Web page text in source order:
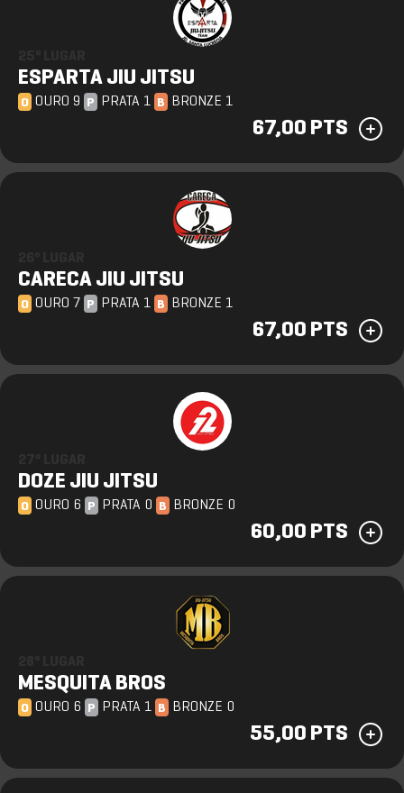
ESPARTA JIU JITSU
O OURO 9 P PRATA 1 B BRONZE 1
67,00 PTS
CARECA JIU JITSU
O OURO 7 P PRATA 1 B BRONZE 1
67,00 PTS
DOZE JIU JITSU
O OURO 6 P PRATA 0 B BRONZE 0
60,00 PTS
MESQUITA BROS
O OURO 6 P PRATA 1 B BRONZE 0
55,00 PTS